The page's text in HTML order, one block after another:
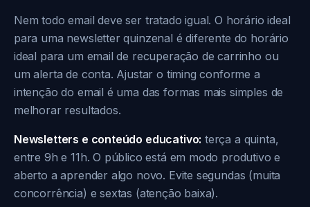
Nem todo email deve ser tratado igual. O horário ideal
para uma newsletter quinzenal é diferente do horário
ideal para um email de recuperação de carrinho ou
um alerta de conta. Ajustar o timing conforme a
intenção do email é uma das formas mais simples de
melhorar resultados.
Newsletters e conteúdo educativo: terça a quinta,
entre 9h e 11h. O público está em modo produtivo e
aberto a aprender algo novo. Evite segundas (muita
concorrência) e sextas (atenção baixa).